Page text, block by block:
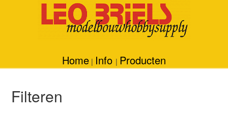
Home | Info | Producten
Filteren